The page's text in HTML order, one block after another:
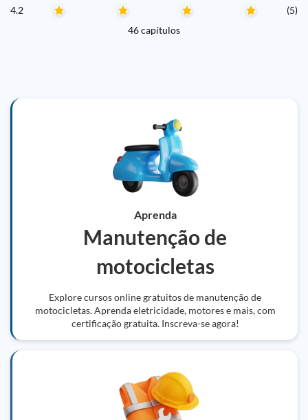
4.2
(5)
46 capítulos
Aprenda
Manutenção de
motocicletas
Explore cursos online gratuitos de manutenção de
motocicletas. Aprenda eletricidade, motores e mais, com
certificação gratuita. Inscreva-se agora!